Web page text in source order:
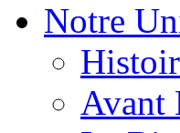
Notre
Avant